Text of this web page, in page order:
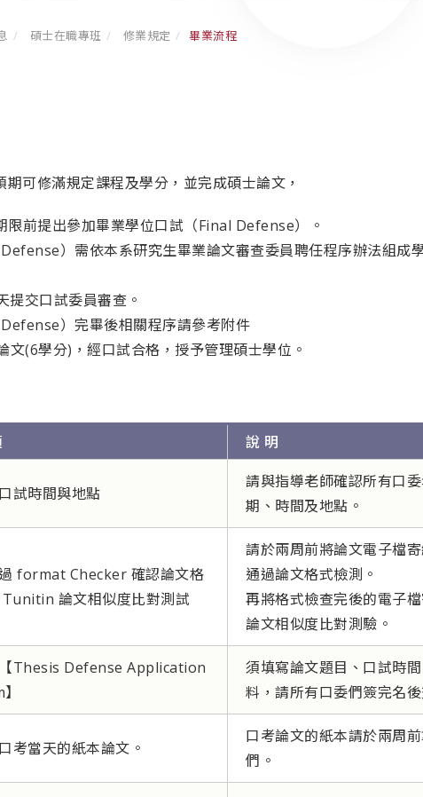
碩士在職專班 修業規定 畢業流程
可修滿規定課程及學分，並完成碩士論文，
前提出參加畢業學位口試（Final Defense）。
）需依本系研究生畢業論文審查委員聘任程序辦法組成
交口試委員審查。
）完畢後相關程序請參考附件
(6學分)，經口試合格，授予管理碩士學位。
說 明
試時間與地點
請與指導老師確認所有口
期、時間及地點。
format Checker 確認論文格
論文相似度比對測試
請於兩周前將論文電子檔
通過論文格式檢測。
再將格式檢查完後的電子
論文相似度比對測驗。
Thesis Defense Application
須填寫論文題目、口試時
料，請所有口委們簽完名
考當天的紙本論文。
口考論文的紙本請於兩周
們。